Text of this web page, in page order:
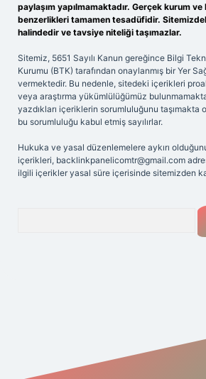
paylaşım yapılmamaktadır. Gerçek kurum
benzerlikleri tamamen tesadüfidir.
halindedir ve tavsiye niteliği taşımazlar.
Sitemiz, 5651 Sayılı Kanun gereğince Bilgi
Kurumu (BTK) tarafından onaylanmış bir Yer
vermektedir. Bu nedenle, sitedeki içerikleri
veya araştırma yükümlülüğümüz
yazdıkları içeriklerin sorumluluğunu taşımakta
bu sorumluluğu kabul etmiş sayılırlar.
Hukuka ve yasal düzenlemelere aykırı
içerikleri, backlinkpanelicomtr@gmail.com
ilgili içerikler yasal süre içerisinde sitemizden